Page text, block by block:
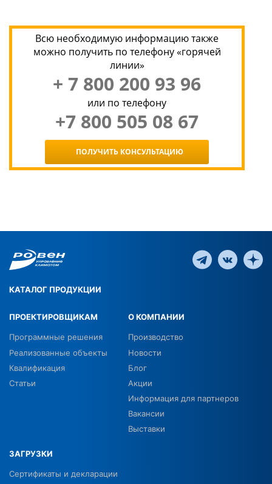
Всю необходимую информацию также
можно получить по телефону «горячей
линии»
+ 7 800 200 93 96
или по телефону
+7 800 505 08 67
ПОЛУЧИТЬ КОНСУЛЬТАЦИЮ
КАТАЛОГ ПРОДУКЦИИ
ПРОЕКТИРОВЩИКАМ
Программные решения
Реализованные объекты
Квалификация
Статьи
О КОМПАНИИ
Производство
Новости
Блог
Акции
Информация для партнеров
Вакансии
Выставки
ЗАГРУЗКИ
Сертификаты и декларации